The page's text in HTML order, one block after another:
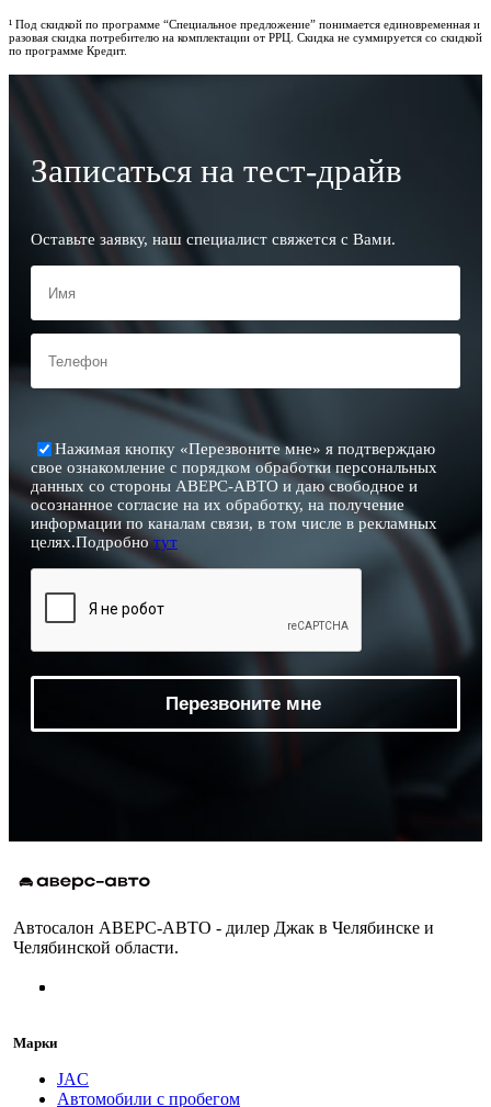
¹ Под скидкой по программе “Специальное предложение” понимается единовременная и
разовая скидка потребителю на комплектации от РРЦ. Скидка не суммируется со скидкой
по программе Кредит.
Записаться на тест-драйв
Оставьте заявку, наш специалист свяжется с Вами.
Нажимая кнопку «Перезвоните мне» я подтверждаю
свое ознакомление с порядком обработки персональных
данных со стороны АВЕРС-АВТО и даю свободное и
осознанное согласие на их обработку, на получение
информации по каналам связи, в том числе в рекламных
целях.Подробнотут
Автосалон АВЕРС-АВТО - дилер Джак в Челябинске и
Челябинской области.
Марки
JAC
Автомобили с пробегом